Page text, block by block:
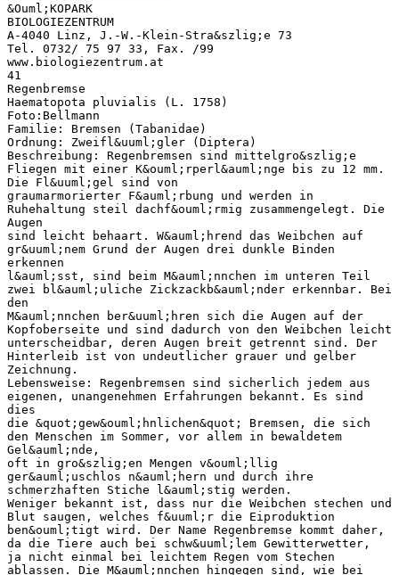
&Ouml;KOPARK
BIOLOGIEZENTRUM
A-4040 Linz, J.-W.-Klein-Stra&szlig;e 73
Tel. 0732/ 75 97 33, Fax. /99
www.biologiezentrum.at
41
Regenbremse
Haematopota pluvialis (L. 1758)
Foto:Bellmann
Familie: Bremsen (Tabanidae)
Ordnung: Zweifl&uuml;gler (Diptera)
Beschreibung: Regenbremsen sind mittelgro&szlig;e
Fliegen mit einer K&ouml;rperl&auml;nge bis zu 12 mm.
Die Fl&uuml;gel sind von
graumarmorierter F&auml;rbung und werden in
Ruhehaltung steil dachf&ouml;rmig zusammengelegt. Die
Augen
sind leicht behaart. W&auml;hrend das Weibchen auf
gr&uuml;nem Grund der Augen drei dunkle Binden
erkennen
l&auml;sst, sind beim M&auml;nnchen im unteren Teil
zwei bl&auml;uliche Zickzackb&auml;nder erkennbar. Bei
den
M&auml;nnchen ber&uuml;hren sich die Augen auf der
Kopfoberseite und sind dadurch von den Weibchen leicht
unterscheidbar, deren Augen breit getrennt sind. Der
Hinterleib ist von undeutlicher grauer und gelber
Zeichnung.
Lebensweise: Regenbremsen sind sicherlich jedem aus
eigenen, unangenehmen Erfahrungen bekannt. Es sind
dies
die &quot;gew&ouml;hnlichen&quot; Bremsen, die sich
den Menschen im Sommer, vor allem in bewaldetem
Gel&auml;nde,
oft in gro&szlig;en Mengen v&ouml;llig
ger&auml;uschlos n&auml;hern und durch ihre
schmerzhaften Stiche l&auml;stig werden.
Weniger bekannt ist, dass nur die Weibchen stechen und
Blut saugen, welches f&uuml;r die Eiproduktion
ben&ouml;tigt wird. Der Name Regenbremse kommt daher,
da die Tiere auch bei schw&uuml;lem Gewitterwetter,
ja nicht einmal bei leichtem Regen vom Stechen
ablassen. Die M&auml;nnchen hingegen sind, wie bei